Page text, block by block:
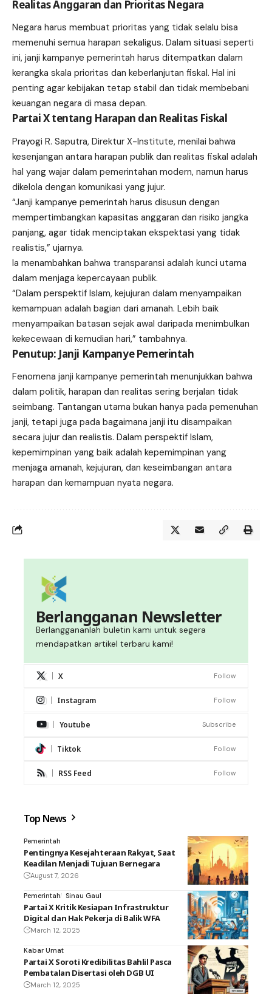
Realitas Anggaran dan Prioritas Negara
Negara harus membuat prioritas yang tidak selalu bisa
memenuhi semua harapan sekaligus. Dalam situasi seperti
ini, janji kampanye pemerintah harus ditempatkan dalam
kerangka skala prioritas dan keberlanjutan fiskal. Hal ini
penting agar kebijakan tetap stabil dan tidak membebani
keuangan negara di masa depan.
Partai X tentang Harapan dan Realitas Fiskal
Prayogi R. Saputra, Direktur X-Institute, menilai bahwa
kesenjangan antara harapan publik dan realitas fiskal adalah
hal yang wajar dalam pemerintahan modern, namun harus
dikelola dengan komunikasi yang jujur.
“Janji kampanye pemerintah harus disusun dengan
mempertimbangkan kapasitas anggaran dan risiko jangka
panjang, agar tidak menciptakan ekspektasi yang tidak
realistis,” ujarnya.
Ia menambahkan bahwa transparansi adalah kunci utama
dalam menjaga kepercayaan publik.
“Dalam perspektif Islam, kejujuran dalam menyampaikan
kemampuan adalah bagian dari amanah. Lebih baik
menyampaikan batasan sejak awal daripada menimbulkan
kekecewaan di kemudian hari,” tambahnya.
Penutup: Janji Kampanye Pemerintah
Fenomena janji kampanye pemerintah menunjukkan bahwa
dalam politik, harapan dan realitas sering berjalan tidak
seimbang. Tantangan utama bukan hanya pada pemenuhan
janji, tetapi juga pada bagaimana janji itu disampaikan
secara jujur dan realistis. Dalam perspektif Islam,
kepemimpinan yang baik adalah kepemimpinan yang
menjaga amanah, kejujuran, dan keseimbangan antara
harapan dan kemampuan nyata negara.
Berlangganan Newsletter
Berlanggananlah buletin kami untuk segera
mendapatkan artikel terbaru kami!
X Follow
Instagram Follow
Youtube Subscribe
Tiktok Follow
RSS Feed Follow
Top News
Pemerintah
Pentingnya Kesejahteraan Rakyat, Saat
Keadilan Menjadi Tujuan Bernegara
August 7, 2026
Pemerintah Sinau Gaul
Partai X Kritik Kesiapan Infrastruktur
Digital dan Hak Pekerja di Balik WFA
March 12, 2025
Kabar Umat
Partai X Soroti Kredibilitas Bahlil Pasca
Pembatalan Disertasi oleh DGB UI
March 12, 2025